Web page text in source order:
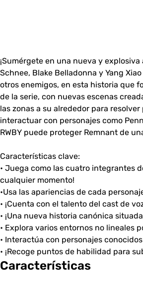
¡Sumérgete en una nueva y
Schnee, Blake Belladonna y Yang
otros enemigos, en esta historia que
de la serie, con nuevas escenas
las zonas a su alrededor para
interactuar con personajes como
RWBY puede proteger Remnant de
Características clave:
• Juega como las cuatro integrantes
cualquier momento!
•Usa las apariencias de cada
• ¡Cuenta con el talento del cast de
• ¡Una nueva historia canónica
• Explora varios entornos no lineales
• Interactúa con personajes
• ¡Recoge puntos de habilidad para
Características